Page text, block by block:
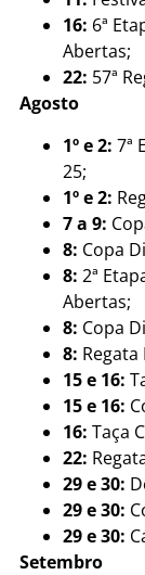
16: 6ª
Abertas;
22: 57ª
Agosto
1º e 2: 7ª
25;
1º e 2:
7 a 9:
8: Copa
8: 2ª
Abertas;
8: Copa
8:
15 e 16:
15 e 16:
16: Taça
22:
29 e 30:
29 e 30:
29 e 30:
Setembro